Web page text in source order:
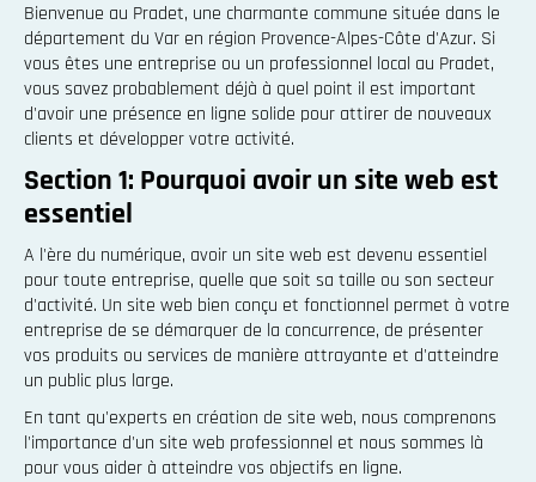
Bienvenue au Pradet, une charmante commune située dans le
département du Var en région Provence-Alpes-Côte d'Azur. Si
vous êtes une entreprise ou un professionnel local au Pradet,
vous savez probablement déjà à quel point il est important
d'avoir une présence en ligne solide pour attirer de nouveaux
clients et développer votre activité.
Section 1: Pourquoi avoir un site web est
essentiel
A l'ère du numérique, avoir un site web est devenu essentiel
pour toute entreprise, quelle que soit sa taille ou son secteur
d'activité. Un site web bien conçu et fonctionnel permet à votre
entreprise de se démarquer de la concurrence, de présenter
vos produits ou services de manière attrayante et d'atteindre
un public plus large.
En tant qu'experts en création de site web, nous comprenons
l'importance d'un site web professionnel et nous sommes là
pour vous aider à atteindre vos objectifs en ligne.